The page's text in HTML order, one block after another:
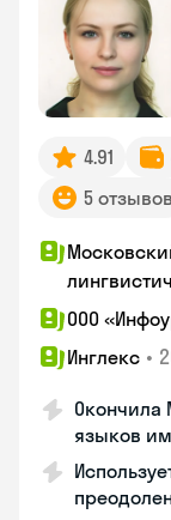
4.91
5 отзывов
ООО
Инглекс •
Окончила
языков